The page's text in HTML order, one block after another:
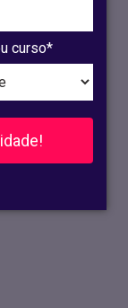
curso*